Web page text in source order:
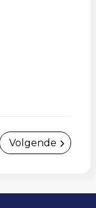
Volgende